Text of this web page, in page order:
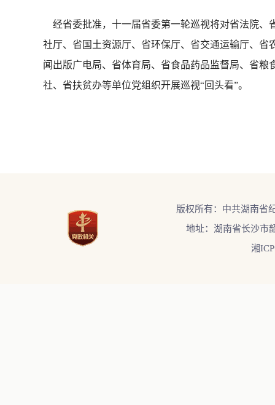
经省委批准，十一届省委第一轮巡视将对省法院、
社厅、省国土资源厅、省环保厅、省交通运输厅、
闻出版广电局、省体育局、省食品药品监督局、省
社、省扶贫办等单位党组织开展巡视“回头看”。
版权所有：中共湖南省
地址：湖南省长沙市
湘